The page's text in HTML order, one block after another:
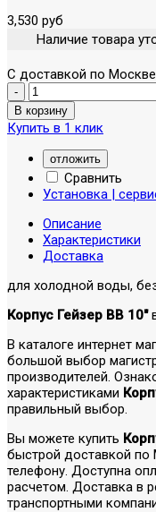
3,530 руб
Наличие товара
С доставкой по Москве
Купить в 1 клик
отложить
Сравнить
Установка |
Описание
Характеристики
Доставка
для холодной воды,
Корпус Гейзер ВВ 10"
В каталоге интернет
большой выбор
производителей.
характеристиками
правильный выбор.
Вы можете купить
быстрой доставкой по
телефону. Доступна
расчетом. Доставка в
транспортными